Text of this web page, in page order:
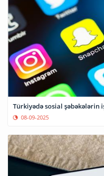
Türkiyədə sosial şəbəkələrin
08-09-2025